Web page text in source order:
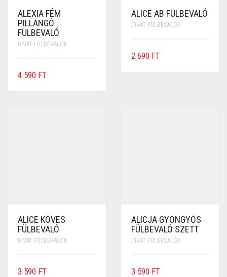
ALEXIA FÉM
PILLANGÓ
FÜLBEVALÓ
DIVAT FÜLBEVALÓK
4 590 FT
ALICE AB FÜLBEVALÓ
DIVAT FÜLBEVALÓK
2 690 FT
ALICE KÖVES
FÜLBEVALÓ
DIVAT FÜLBEVALÓK
3 590 FT
ALICJA GYÖNGYÖS
FÜLBEVALÓ SZETT
DIVAT FÜLBEVALÓK
3 590 FT